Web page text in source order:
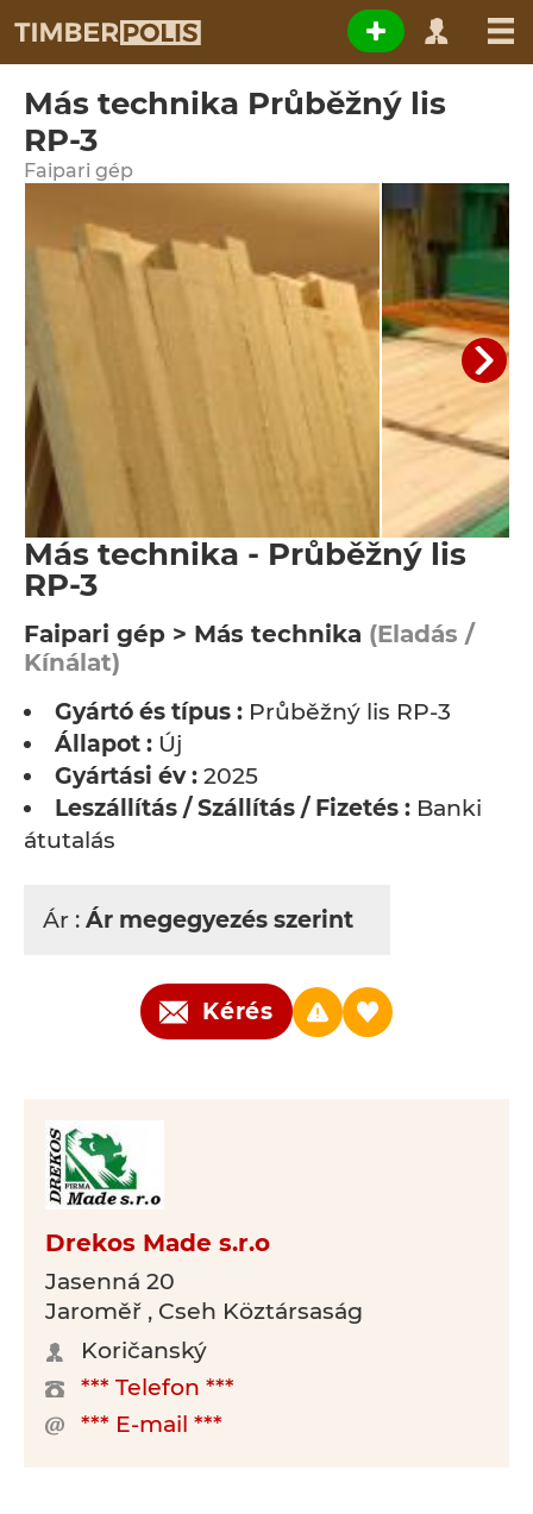
Más technika Průběžný lis
RP-3
Faipari gép
Más technika - Průběžný lis
RP-3
Faipari gép > Más technika (Eladás /
Kínálat)
Gyártó és típus : Průběžný lis RP-3
Állapot : Új
Gyártási év : 2025
Leszállítás / Szállítás / Fizetés : Banki
átutalás
Ár : Ár megegyezés szerint
Kérés
Drekos Made s.r.o
Jasenná 20
Jaroměř , Cseh Köztársaság
Koričanský
*** Telefon ***
*** E-mail ***